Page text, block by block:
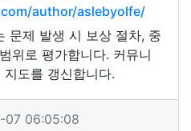
author/aslebyolfe/
문제 발생 시 보상 절차, 중
위로 평가합니다. 커뮤니
도를 갱신합니다.
07 06:05:08